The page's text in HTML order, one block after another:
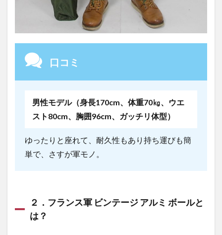
口コミ
男性モデル（身長170cm、体重70㎏、ウエ
スト80cm、胸囲96cm、ガッチリ体型）
ゆったりと座れて、耐久性もあり持ち運びも簡
単で、さすが軍モノ。
２．フランス軍 ビンテージ アルミ ボールと
は？